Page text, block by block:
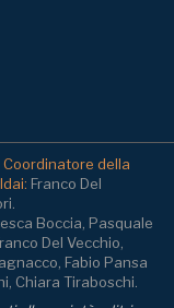
Coordinatore della
Franco Del
Boccia, Pasquale
Del Vecchio,
Fabio Pansa
Chiara Tiraboschi.